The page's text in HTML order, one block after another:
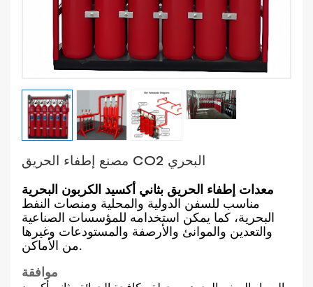
مصنع إطفاء الحريق CO2 البحري
معدات إطفاء الحريق بثاني أكسيد الكربون البحرية
مناسب للسفن الدولية والمحلية ومنصات النفط
البحرية، كما يمكن استخدامه للمؤسسات الصناعية
والتعدين والموانئ والأرصفة والمستودعات وغيرها
من الأماكن.
موافقة